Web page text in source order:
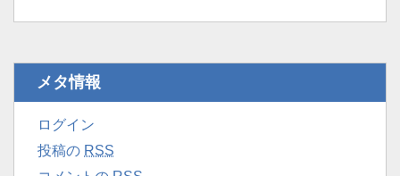
メタ情報
ログイン
投稿の RSS